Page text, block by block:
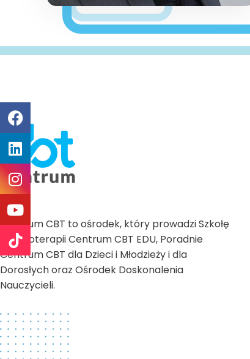
Centrum CBT to ośrodek, który prowadzi Szkołę
Psychoterapii Centrum CBT EDU, Poradnie
Centrum CBT dla Dzieci i Młodzieży i dla
Dorosłych oraz Ośrodek Doskonalenia
Nauczycieli.